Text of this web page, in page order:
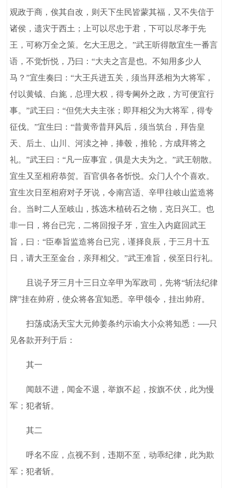
观政于商，俟其自改，则天下生民皆蒙其福，又不失信于
诸侯，遗灾于西土；上可以尽忠于君，下可以尽孝于先
王，可称万全之策。乞大王思之。”武王听得散宜生一番言
语，不觉忻悦，乃曰：“大夫之言是也。不知用多少人
马？”宜生奏曰：“大王兵进五关，须当拜丞相为大将军，
付以黄钺、白旄，总理大权，得专阃外之政，方可便宜行
事。”武王曰：“但凭大夫主张；即拜相父为大将军，得专
征伐。”宜生曰：“昔黄帝昔拜风后，须当筑台，拜告皇
天、后土、山川、河渎之神，捧毂，推轮，方成拜将之
礼。”武王曰：“凡一应事宜，俱是大夫为之。”武王朝散。
宜生又至相府恭贺。百官俱各各忻悦。众门人个个喜欢。
宜生次日至相府对子牙说，令南宫适、辛甲往岐山监造将
台。当时二人至岐山，拣选木植砖石之物，克日兴工。也
非一日，将台已完，二将回报子牙，宜生入内庭回武王
旨，曰：“臣奉旨监造将台已完，谨择良辰，于三月十五
日，请大王至金台，亲拜相父。”武王准旨，侯至日行礼。
且说子牙三月十三日立辛甲为军政司，先将“斩法纪律
牌”挂在帅府，使众将各宜知悉。辛甲领令，挂出帅府。
扫荡成汤天宝大元帅姜条约示谕大小众将知悉：──只
见各款开列于后：
其一
闻鼓不进，闻金不退，举旗不起，按旗不伏，此为慢
军；犯者斩。
其二
呼名不应，点视不到，违期不至，动乖纪律，此为欺
军；犯者斩。